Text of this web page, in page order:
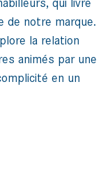
qui livre
de notre marque.
la relation
animés par une
en un